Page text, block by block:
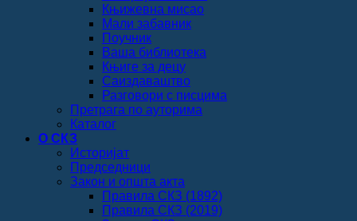
Књижевна мисао
Мали забавник
Поучник
Ваша библиотека
Књиге за децу
Саиздаваштво
Разговори с писцима
Претрага по ауторима
Каталог
О СКЗ
Историјат
Председници
Закон и општа акта
Правила СКЗ (1892)
Правила СКЗ (2019)